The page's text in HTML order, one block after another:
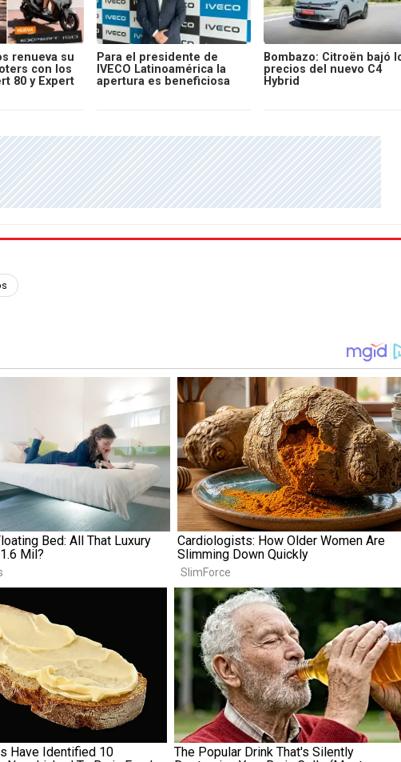
renueva su
con los
80 y Expert
Para el presidente de
IVECO Latinoamérica la
apertura es beneficiosa
Bombazo: Citroën bajó
precios del nuevo C4
Hybrid